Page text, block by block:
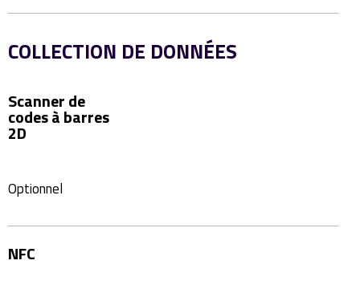
COLLECTION DE DONNÉES
Scanner de
codes à barres
2D
Optionnel
NFC